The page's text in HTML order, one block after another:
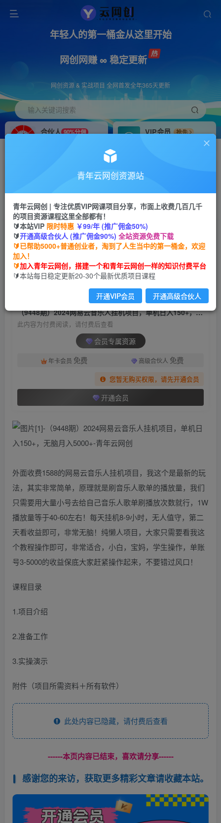
年轻人的第一桶金从这里开始
网创网赚 ∞ 稳定更新
网创资源 & 实战项目 全网首发全年365天更新
输入关键词搜索
合伙人 90%分佣
VIP会员
抢先
搭建同款网站，自己当老板
首页 创业课程 会员专属 正文
（9448期）2024网易云音乐人挂机项目，单机日
入150+，无脑月入5000+
青年云网创
2年前更新
关注 私信
（9448期）2024网易云音乐人挂机项目，单机日入150+，无脑月入5000+
此内容为付费阅读，请付费后查看
会员专属资源
年卡会员 免费 高级合伙人 免费
您暂无购买权限，请先开通会员
开通会员
外面收费1588的网易云音乐人挂机项目，我这个是最新的玩
法，其实非常简单，原理就是刷音乐人歌单的播放量，我们
只需要用大量小号去给自己音乐人歌单刷播放次数就行，1W
播放量等于40-60左右！每天挂机8-9小时，无人值守，第二
天看收益即可，非常无脑！纯懒人项目，大家只需要看我这
个教程操作即可，非常适合，小白，宝妈，学生操作，单账
号3-5000的收益保底大家赶紧操作起来，不要错过风口！
课程目录
1.项目介绍
2.准备工作
3.实操演示
附件（项目所需资料＋所有软件）
此处内容已隐藏，请付费后查看
------本页内容已结束，喜欢请分享------
感谢您的来访，获取更多精彩文章请收藏本站。
青年云网创资源站
青年云网创 | 专注优质VIP网课项目分享，市面上收费几百几千
的项目资源课程这里全部都有！
🔰本站VIP 限时特惠 ￥99/年 (推广佣金50%)
🔰开通高级合伙人 (推广佣金90%) 全站资源免费下载
🔰已帮助5000+普通创业者，淘到了人生当中的第一桶金，欢迎
加入！
🔰加入青年云网创，搭建一个和青年云网创一样的知识付费平台
🔰本站每日稳定更新20-30个最新优质项目课程
开通VIP会员 开通高级合伙人